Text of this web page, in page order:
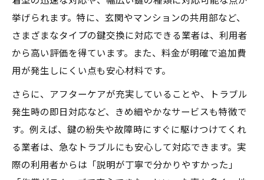
挙げられます。特に、玄関やマンションの共用部など、
さまざまなタイプの鍵交換に対応できる業者は、利用者
から高い評価を得ています。また、料金が明確で追加費
用が発生しにくい点も安心材料です。
さらに、アフターケアが充実していることや、トラブル
発生時の即日対応など、きめ細やかなサービスも特徴で
す。例えば、鍵の紛失や故障時にすぐに駆けつけてくれ
る業者は、急なトラブルにも安心して対応できます。実
際の利用者からは「説明が丁寧で分かりやすかった」